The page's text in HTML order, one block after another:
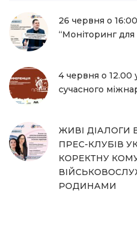
26 червня о
“Моніторинг
4 червня о 12.00
сучасного
ЖИВІ ДІАЛОГИ
ПРЕС-КЛУБІВ
КОРЕКТНУ
РОДИНАМИ